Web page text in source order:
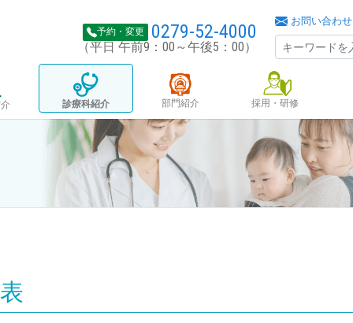
予約・変更 0279-52-4000
（平日 午前9：00～午後5：00）
お問い合わせ
診療科紹介 部門紹介 採用・研修